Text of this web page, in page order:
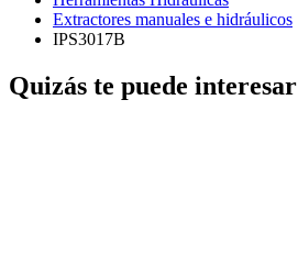
Extractores manuales e hidráulicos
IPS3017B
Quizás te puede interesar